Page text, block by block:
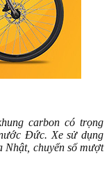
carbon có trọng
Đức. Xe sử dụng
Nhật, chuyển số mượt